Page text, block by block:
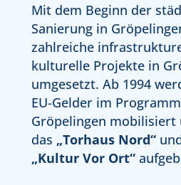
Mit dem Beginn der
Sanierung in
zahlreiche
kulturelle Projekte in
umgesetzt. Ab 1994
EU-Gelder im Programm
Gröpelingen mobilisiert
das „Torhaus Nord“
„Kultur Vor Ort“